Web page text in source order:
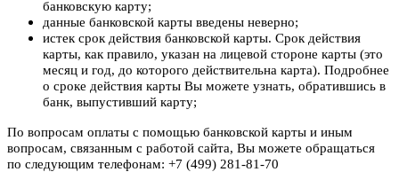
банковскую карту;
данные банковской карты введены неверно;
истек срок действия банковской карты. Срок действия
карты, как правило, указан на лицевой стороне карты (это
месяц и год, до которого действительна карта). Подробнее
о сроке действия карты Вы можете узнать, обратившись в
банк, выпустивший карту;
По вопросам оплаты с помощью банковской карты и иным
вопросам, связанным с работой сайта, Вы можете обращаться
по следующим телефонам: +7 (499) 281-81-70